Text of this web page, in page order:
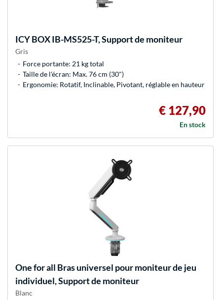
ICY BOXIB-MS525-T, Support de moniteur
Gris
Force portante: 21 kg total
Taille de l'écran: Max. 76 cm (30")
Ergonomie: Rotatif, Inclinable, Pivotant, réglable en hauteur
€ 127,90
En stock
One for all Bras universel pour moniteur de jeu
individuel, Support de moniteur
Blanc